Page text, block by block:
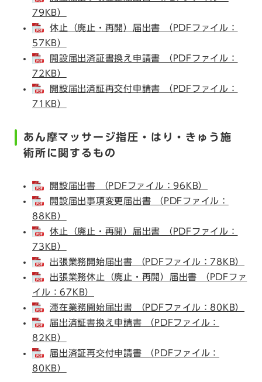
79KB）
休止（廃止・再開）届出書 （PDFファイル：
57KB）
開設届出済証書換え申請書 （PDFファイル：
72KB）
開設届出済証再交付申請書 （PDFファイル：
71KB）
あん摩マッサージ指圧・はり・きゅう施
術所に関するもの
開設届出書 （PDFファイル：96KB）
開設届出事項変更届出書 （PDFファイル：
88KB）
休止（廃止・再開）届出書 （PDFファイル：
73KB）
出張業務開始届出書 （PDFファイル：78KB）
出張業務休止（廃止・再開）届出書 （PDFファ
イル：67KB）
滞在業務開始届出書 （PDFファイル：80KB）
届出済証書換え申請書 （PDFファイル：
82KB）
届出済証再交付申請書 （PDFファイル：
80KB）